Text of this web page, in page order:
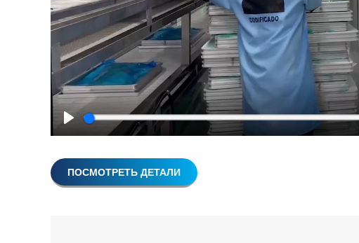
Play
ПОСМОТРЕТЬ ДЕТАЛИ